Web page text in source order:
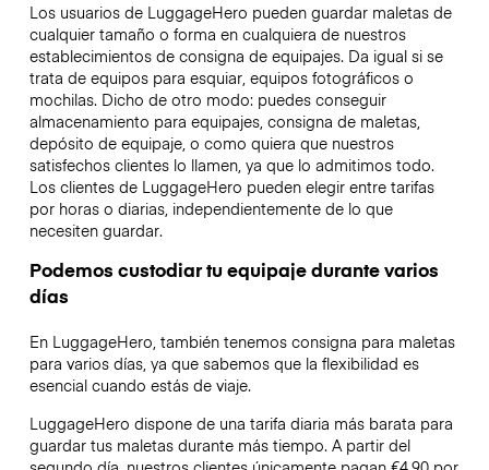
Los usuarios de LuggageHero pueden guardar maletas de
cualquier tamaño o forma en cualquiera de nuestros
establecimientos de consigna de equipajes. Da igual si se
trata de equipos para esquiar, equipos fotográficos o
mochilas. Dicho de otro modo: puedes conseguir
almacenamiento para equipajes, consigna de maletas,
depósito de equipaje, o como quiera que nuestros
satisfechos clientes lo llamen, ya que lo admitimos todo.
Los clientes de LuggageHero pueden elegir entre tarifas
por horas o diarias, independientemente de lo que
necesiten guardar.
Podemos custodiar tu equipaje durante varios
días
En LuggageHero, también tenemos consigna para maletas
para varios días, ya que sabemos que la flexibilidad es
esencial cuando estás de viaje.
LuggageHero dispone de una tarifa diaria más barata para
guardar tus maletas durante más tiempo. A partir del